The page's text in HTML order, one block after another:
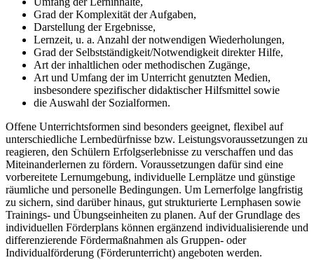
Grad der Komplexität der Aufgaben,
Darstellung der Ergebnisse,
Lernzeit, u. a. Anzahl der notwendigen Wiederholungen,
Grad der Selbstständigkeit/Notwendigkeit direkter Hilfe,
Art der inhaltlichen oder methodischen Zugänge,
Art und Umfang der im Unterricht genutzten Medien,
insbesondere spezifischer didaktischer Hilfsmittel sowie
die Auswahl der Sozialformen.
Offene Unterrichtsformen sind besonders geeignet, flexibel auf
unterschiedliche Lernbedürfnisse bzw. Leistungsvoraussetzungen zu
reagieren, den Schülern Erfolgserlebnisse zu verschaffen und das
Miteinanderlernen zu fördern. Voraussetzungen dafür sind eine
vorbereitete Lernumgebung, individuelle Lernplätze und günstige
räumliche und personelle Bedingungen. Um Lernerfolge langfristig
zu sichern, sind darüber hinaus, gut strukturierte Lernphasen sowie
Trainings- und Übungseinheiten zu planen. Auf der Grundlage des
individuellen Förderplans können ergänzend individualisierende und
differenzierende Fördermaßnahmen als Gruppen- oder
Individualförderung (Förderunterricht) angeboten werden.